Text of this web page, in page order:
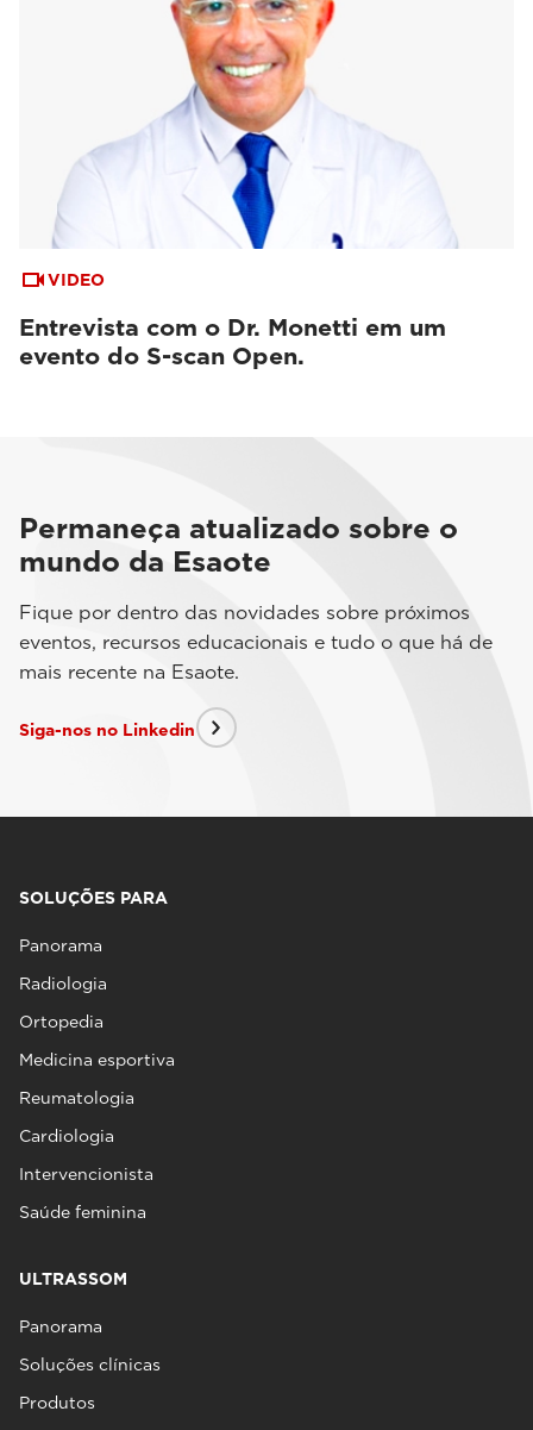
VIDEO
Entrevista com o Dr. Monetti em um
evento do S-scan Open.
Permaneça atualizado sobre o
mundo da Esaote
Fique por dentro das novidades sobre próximos
eventos, recursos educacionais e tudo o que há de
mais recente na Esaote.
Siga-nos no Linkedin
SOLUÇÕES PARA
Panorama
Radiologia
Ortopedia
Medicina esportiva
Reumatologia
Cardiologia
Intervencionista
Saúde feminina
ULTRASSOM
Panorama
Soluções clínicas
Produtos